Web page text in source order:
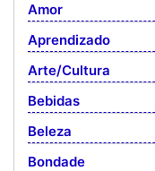
Amor
Aprendizado
Arte/Cultura
Bebidas
Beleza
Bondade